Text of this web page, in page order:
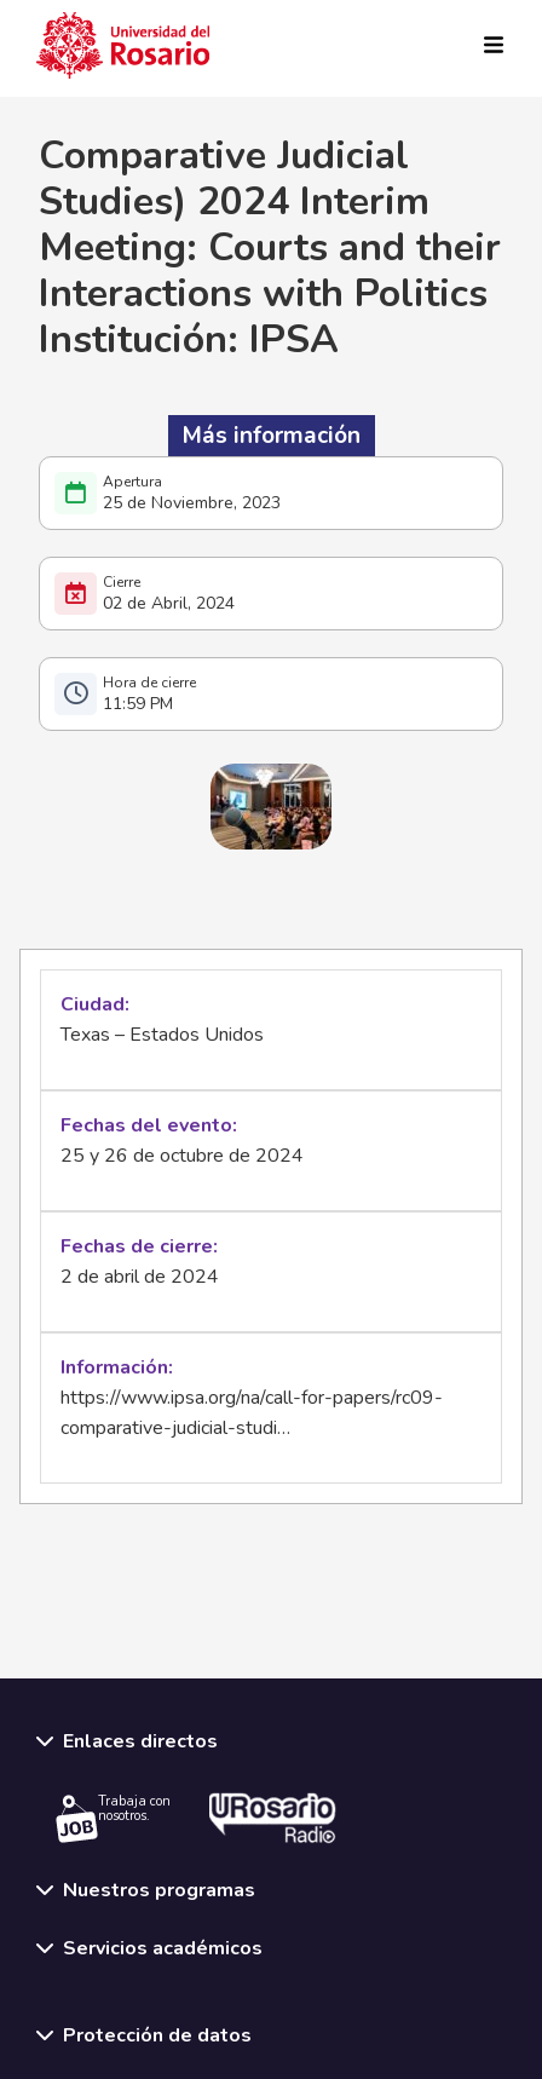
25 de Noviembre, 2023
02 de Abril, 2024
11:59 PM
Comparative Judicial
Studies) 2024 Interim
Meeting: Courts and their
Interactions with Politics
Institución: IPSA
Más información
Ciudad
Texas – Estados Unidos
Fechas del evento
25 y 26 de octubre de 2024
Fechas de cierre
2 de abril de 2024
Información
https://www.ipsa.org/na/call-for-papers/rc09-
comparative-judicial-studi…
Enlaces directos
Trabaja con
nosotros.
Nuestros programas
Servicios académicos
Protección de datos